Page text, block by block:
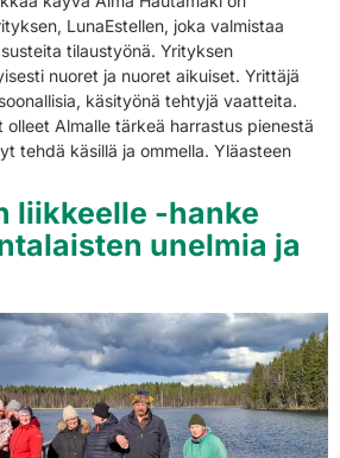
LunaEstellen, joka valmistaa
tilaustyönä. Yrityksen
nuoret ja nuoret aikuiset. Yrittäjä
käsityönä tehtyjä vaatteita.
Almalle tärkeä harrastus pienestä
tehdä käsillä ja ommella. Yläasteen
liikkeelle -hanke
unelmia ja